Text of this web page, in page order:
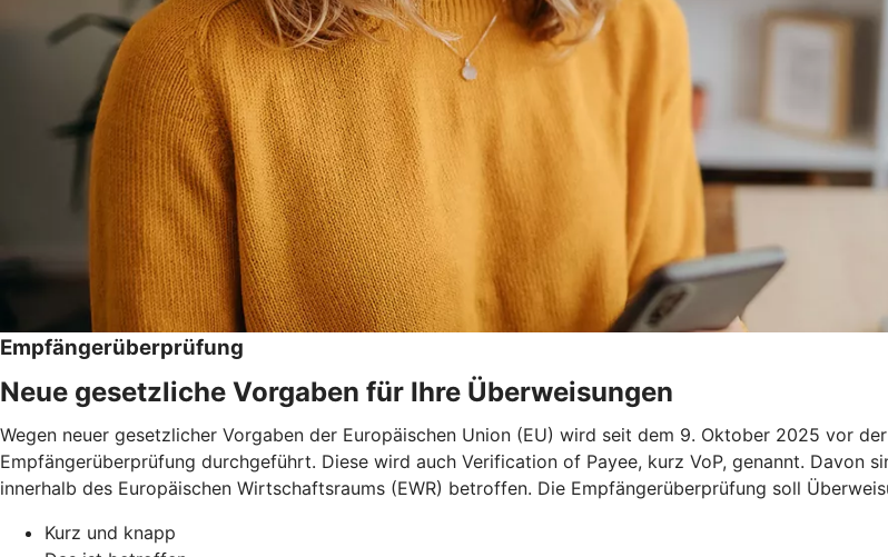
Empfängerüberprüfung
Neue gesetzliche Vorgaben für Ihre Überweisungen
Wegen neuer gesetzlicher Vorgaben der Europäischen Union (EU) wird seit dem 9. Oktober 2025 vor
Empfängerüberprüfung durchgeführt. Diese wird auch Verification of Payee, kurz VoP, genannt. Davon
innerhalb des Europäischen Wirtschaftsraums (EWR) betroffen. Die Empfängerüberprüfung soll
Kurz und knapp